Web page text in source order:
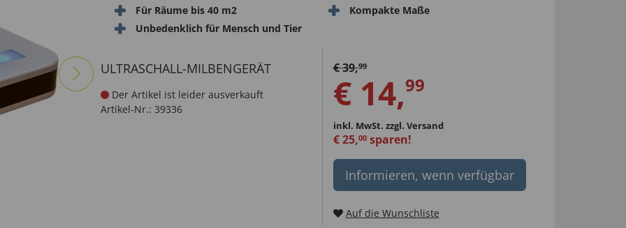
Für Räume bis 40 m2
Unbedenklich für Mensch und Tier
Kompakte Maße
ULTRASCHALL-MILBENGERÄT
Der Artikel ist leider ausverkauft
Artikel-Nr.: 39336
€39,99
€ 14,99
inkl. MwSt. zzgl. Versand
€25,00sparen!
Informieren, wenn verfügbar
Auf die Wunschliste